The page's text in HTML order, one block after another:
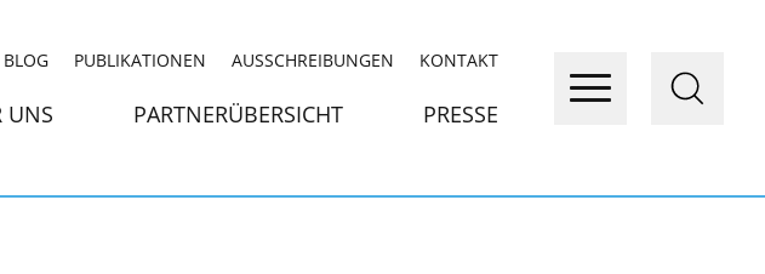
BLOG PUBLIKATIONEN AUSSCHREIBUNGEN KONTAKT
UNS PARTNERÜBERSICHT PRESSE